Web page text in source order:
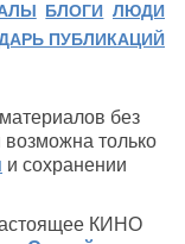
БЛОГИ ЛЮДИ
ПУБЛИКАЦИЙ
без
только
и сохранении
КИНО